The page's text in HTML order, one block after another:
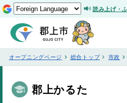
読み上げ・
オープニングページ 総合トップ 市政
郡上かるた